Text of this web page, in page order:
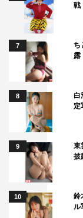
戦
7
ち
8
白
定
9
東
披
10
鈴
ル